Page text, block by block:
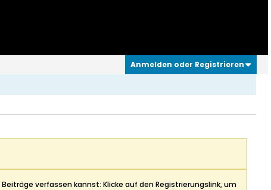
Anmelden oder Registrieren
Beiträge verfassen kannst: Klicke auf den Registrierungslink, um